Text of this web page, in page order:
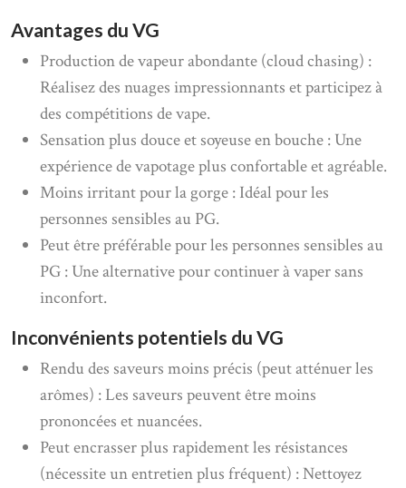
Avantages du VG
Production de vapeur abondante (cloud chasing) :
Réalisez des nuages impressionnants et participez à
des compétitions de vape.
Sensation plus douce et soyeuse en bouche : Une
expérience de vapotage plus confortable et agréable.
Moins irritant pour la gorge : Idéal pour les
personnes sensibles au PG.
Peut être préférable pour les personnes sensibles au
PG : Une alternative pour continuer à vaper sans
inconfort.
Inconvénients potentiels du VG
Rendu des saveurs moins précis (peut atténuer les
arômes) : Les saveurs peuvent être moins
prononcées et nuancées.
Peut encrasser plus rapidement les résistances
(nécessite un entretien plus fréquent) : Nettoyez